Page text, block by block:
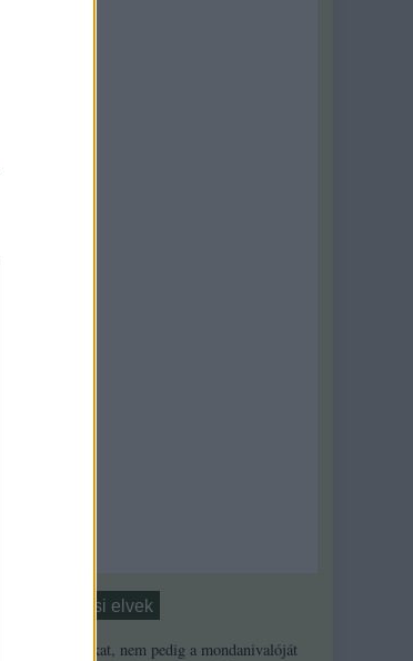
Moderálási elvek
1. Ha a másikat, nem pedig a mondanivalóját